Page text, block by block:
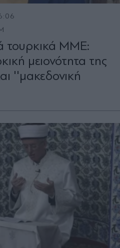
τουρκικά ΜΜΕ:
μειονότητα της
''μακεδονική